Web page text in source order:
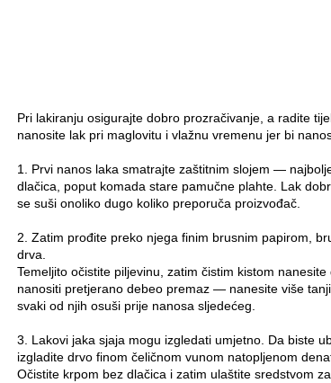
Pri lakiranju osigurajte dobro prozračivanje, a radite
nanosite lak pri maglovitu i vlažnu vremenu jer bi
1. Prvi nanos laka smatrajte zaštitnim slojem —
dlačica, poput komada stare pamučne plahte. Lak
se suši onoliko dugo koliko preporuča proizvođač.
2. Zatim prođite preko njega finim brusnim papirom,
drva.
Temeljito očistite piljevinu, zatim čistim kistom
nanositi pretjerano debeo premaz — nanesite više
svaki od njih osuši prije nanosa sljedećeg.
3. Lakovi jaka sjaja mogu izgledati umjetno. Da biste
izgladite drvo finom čeličnom vunom natopljenom
Očistite krpom bez dlačica i zatim ulaštite sredstvom